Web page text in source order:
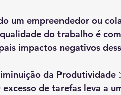
um empreendedor ou
do trabalho é
impactos negativos
da Produtividade
excesso de tarefas leva a